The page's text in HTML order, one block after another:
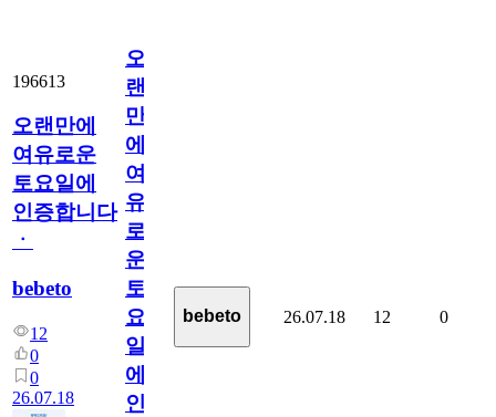
196613
오랜만에
여유로운
토요일에
인증합니다
ㆍ
bebeto
12
0
0
26.07.18
오
랜
만
에
여
유
로
운
토
요
일
에
인
bebeto 26.07.18 12 0